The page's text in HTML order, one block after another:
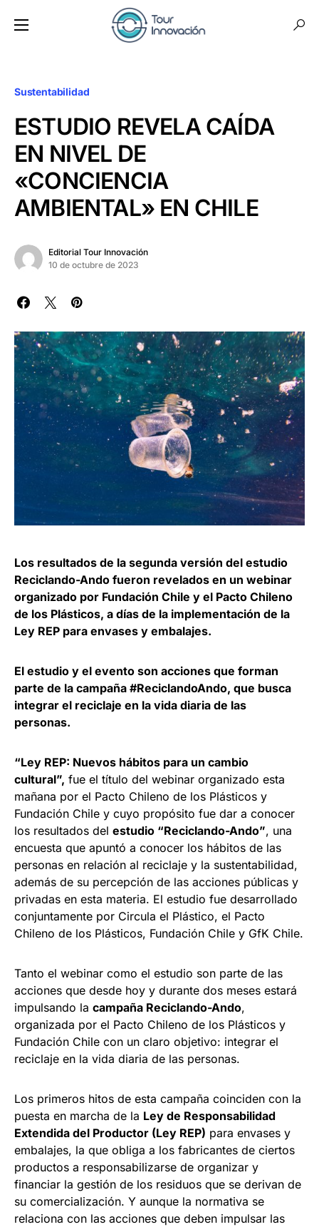
Sustentabilidad
ESTUDIO REVELA CAÍDA
EN NIVEL DE
«CONCIENCIA
AMBIENTAL» EN CHILE
Editorial Tour Innovación
10 de octubre de 2023
Los resultados de la segunda versión del estudio
Reciclando-Ando fueron revelados en un webinar
organizado por Fundación Chile y el Pacto Chileno
de los Plásticos, a días de la implementación de la
Ley REP para envases y embalajes.
El estudio y el evento son acciones que forman
parte de la campaña #ReciclandoAndo, que busca
integrar el reciclaje en la vida diaria de las
personas.
“Ley REP: Nuevos hábitos para un cambio
cultural”, fue el título del webinar organizado esta
mañana por el Pacto Chileno de los Plásticos y
Fundación Chile y cuyo propósito fue dar a conocer
los resultados del estudio “Reciclando-Ando”, una
encuesta que apuntó a conocer los hábitos de las
personas en relación al reciclaje y la sustentabilidad,
además de su percepción de las acciones públicas y
privadas en esta materia. El estudio fue desarrollado
conjuntamente por Circula el Plástico, el Pacto
Chileno de los Plásticos, Fundación Chile y GfK Chile.
Tanto el webinar como el estudio son parte de las
acciones que desde hoy y durante dos meses estará
impulsando la campaña Reciclando-Ando,
organizada por el Pacto Chileno de los Plásticos y
Fundación Chile con un claro objetivo: integrar el
reciclaje en la vida diaria de las personas.
Los primeros hitos de esta campaña coinciden con la
puesta en marcha de la Ley de Responsabilidad
Extendida del Productor (Ley REP) para envases y
embalajes, la que obliga a los fabricantes de ciertos
productos a responsabilizarse de organizar y
financiar la gestión de los residuos que se derivan de
su comercialización. Y aunque la normativa se
relaciona con las acciones que deben impulsar las